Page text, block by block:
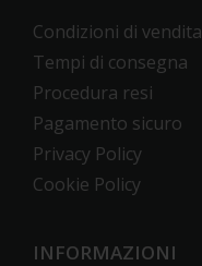
Condizioni di vendita
Tempi di consegna
Procedura resi
Pagamento sicuro
Privacy Policy
Cookie Policy
INFORMAZIONI